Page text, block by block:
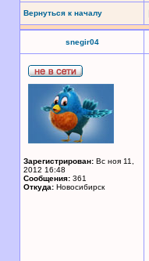
Вернуться к началу
snegir04
Зарегистрирован: Вс ноя 11,
2012 16:48
Сообщения: 361
Откуда: Новосибирск